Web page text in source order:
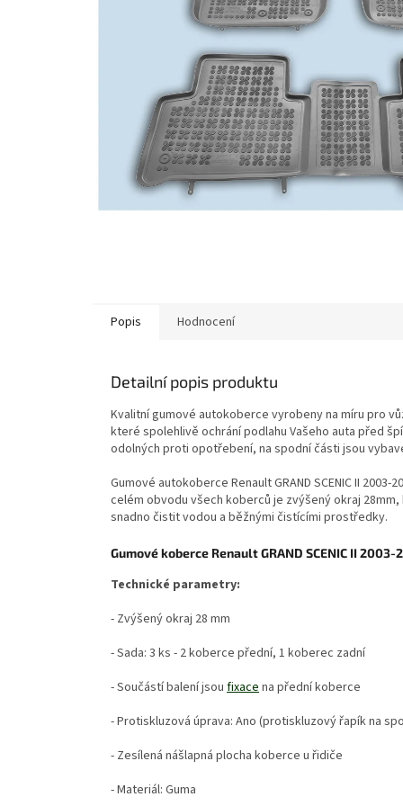
Popis Hodnocení
Detailní popis produktu
Kvalitní gumové autokoberce vyrobeny na míru pro
které spolehlivě ochrání podlahu Vašeho auta před
odolných proti opotřebení, na spodní části jsou
Gumové autokoberce Renault GRAND SCENIC II
celém obvodu všech koberců je zvýšený okraj
snadno čistit vodou a běžnými čistícími prostředky.
Gumové koberce Renault GRAND SCENIC II
Technické parametry:
- Zvýšený okraj 28 mm
- Sada: 3 ks - 2 koberce přední, 1 koberec zadní
- Součástí balení jsou fixacena přední koberce
- Protiskluzová úprava: Ano (protiskluzový řapík na
- Zesílená nášlapná plocha koberce u řidiče
- Materiál: Guma